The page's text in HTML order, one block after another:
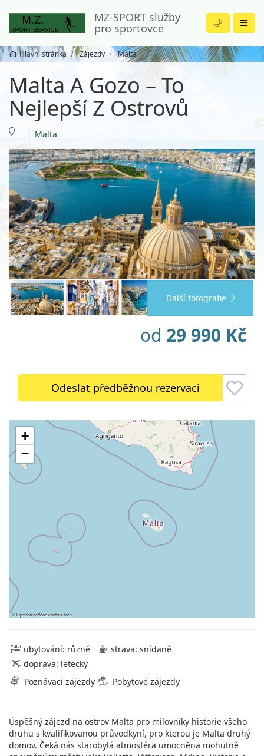
MZ-SPORT služby
pro sportovce
Hlavní stránka Zájezdy Malta
Malta A Gozo – To
Nejlepší Z Ostrovů
Malta
Další fotografie
od 29 990 Kč
Odeslat předběžnou rezervaci
+
−
©OpenStreetMapcontributors
ubytování: různé
strava: snídaně
doprava: letecky
Poznávací zájezdy
Pobytové zájezdy
Úspěšný zájezd na ostrov Malta pro milovníky historie všeho
druhu s kvalifikovanou průvodkyní, pro kterou je Malta druhý
domov. Čeká nás starobylá atmosféra umocněna mohutně